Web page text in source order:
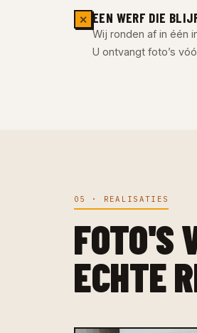
✕ EEN WERF DIE
Wij ronden af in één
U ontvangt foto’s
05 · REALISATIES
FOTO'S
ECHTE